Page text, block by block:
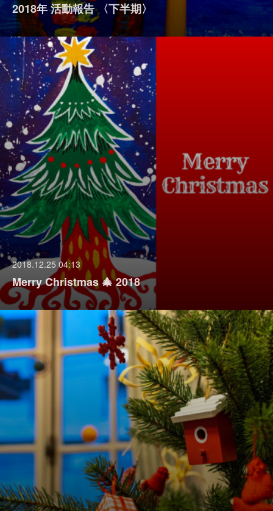
2018年 活動報告 〈下半期〉
2018.12.25 04:13
Merry Christmas 🎄 2018